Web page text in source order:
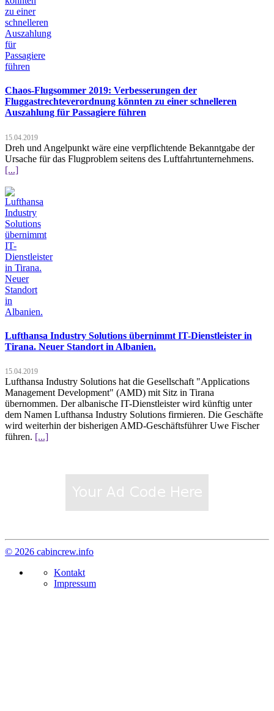
Chaos-Flugsommer 2019: Verbesserungen der
Fluggastrechteverordnung könnten zu einer schnelleren
Auszahlung für Passagiere führen
15.04.2019
Dreh und Angelpunkt wäre eine verpflichtende Bekanntgabe der
Ursache für das Flugproblem seitens des Luftfahrtunternehmens.
[...]
Lufthansa Industry Solutions übernimmt IT-Dienstleister in
Tirana. Neuer Standort in Albanien.
15.04.2019
Lufthansa Industry Solutions hat die Gesellschaft "Applications
Management Development" (AMD) mit Sitz in Tirana
übernommen. Der albanische IT-Dienstleister wird künftig unter
dem Namen Lufthansa Industry Solutions firmieren. Die Geschäfte
wird weiterhin der bisherigen AMD-Geschäftsführer Uwe Fischer
führen. [...]
© 2026 cabincrew.info
Kontakt
Impressum